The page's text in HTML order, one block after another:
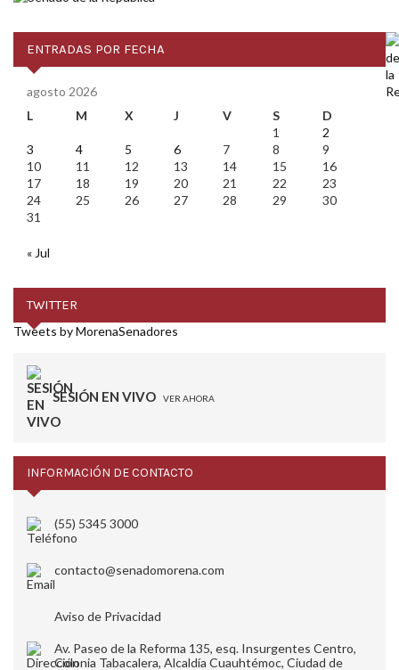
ENTRADAS POR FECHA
agosto 2026
L
M X J V S
D
1
2
3
4 5 6 7 8
9
10
11 12 13 14 15
16
17
18 19 20 21 22
23
24
25 26 27 28 29
30
31
« Jul
TWITTER
Tweets by MorenaSenadores
SESIÓN EN VIVO VER AHORA
INFORMACIÓN DE CONTACTO
(55) 5345 3000
contacto@senadomorena.com
Aviso de Privacidad
Av. Paseo de la Reforma 135, esq. Insurgentes Centro,
Colonia Tabacalera, Alcaldía Cuauhtémoc, Ciudad de